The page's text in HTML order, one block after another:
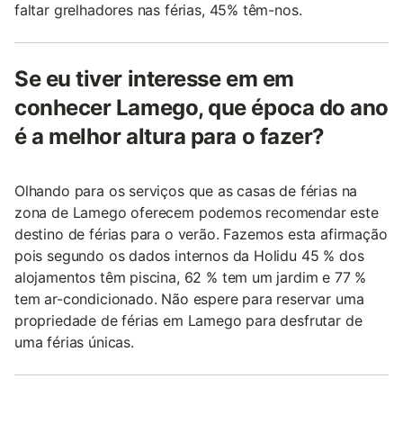
faltar grelhadores nas férias, 45% têm-nos.
Se eu tiver interesse em em
conhecer Lamego, que época do ano
é a melhor altura para o fazer?
Olhando para os serviços que as casas de férias na
zona de Lamego oferecem podemos recomendar este
destino de férias para o verão. Fazemos esta afirmação
pois segundo os dados internos da Holidu 45 % dos
alojamentos têm piscina, 62 % tem um jardim e 77 %
tem ar-condicionado. Não espere para reservar uma
propriedade de férias em Lamego para desfrutar de
uma férias únicas.